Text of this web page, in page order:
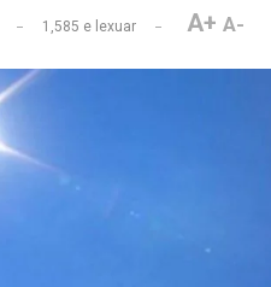
1,585 e lexuar A+ A-